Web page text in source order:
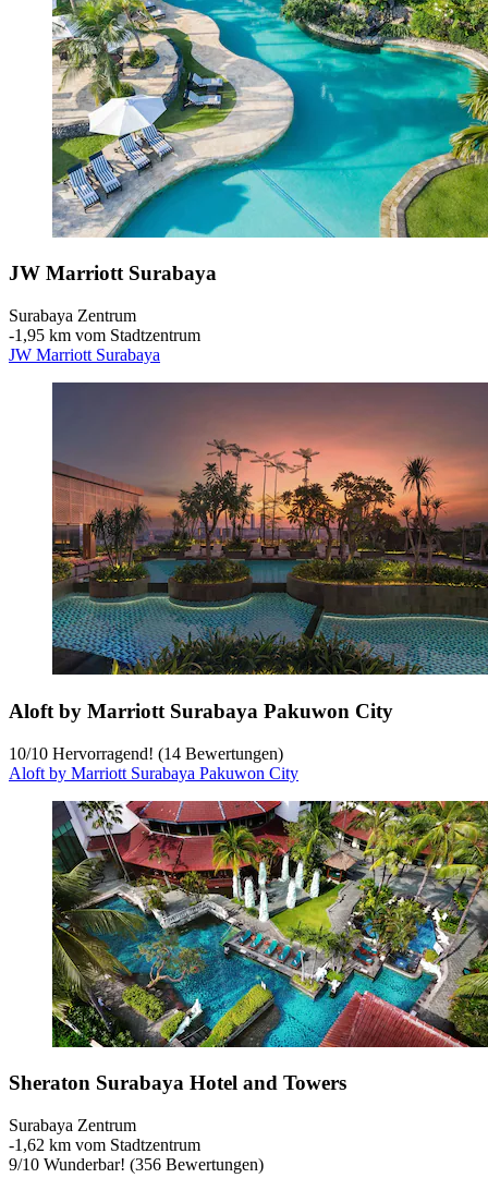
JW Marriott Surabaya
Surabaya Zentrum
‐1,95 km vom Stadtzentrum
JW Marriott Surabaya
Aloft by Marriott Surabaya Pakuwon City
10/10 Hervorragend! (14 Bewertungen)
Aloft by Marriott Surabaya Pakuwon City
Sheraton Surabaya Hotel and Towers
Surabaya Zentrum
‐1,62 km vom Stadtzentrum
9/10 Wunderbar! (356 Bewertungen)